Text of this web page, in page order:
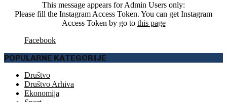
This message appears for Admin Users only:
Please fill the Instagram Access Token. You can get Instagram
Access Token by go to this page
Facebook
POPULARNE KATEGORIJE
Društvo
Društvo Arhiva
Ekonomija